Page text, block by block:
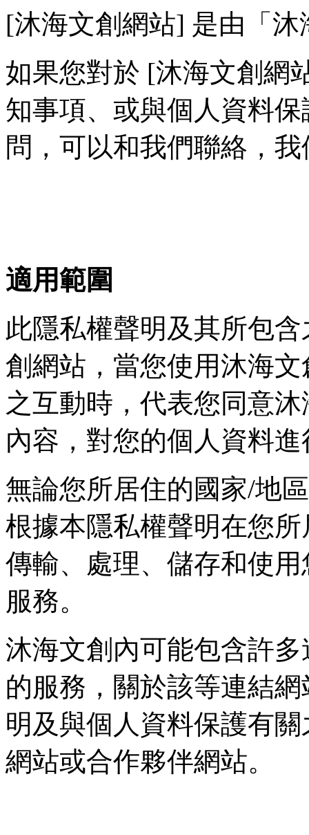
[沐海文創網站] 是由「
如果您對於 [沐海文創網
知事項、或與個人資料
問，可以和我們聯絡，
適用範圍
此隱私權聲明及其所包
創網站，當您使用沐海
之互動時，代表您同意
內容，對您的個人資料
無論您所居住的國家/地
根據本隱私權聲明在您
傳輸、處理、儲存和使
服務。
沐海文創內可能包含許
的服務，關於該等連結
明及與個人資料保護有
網站或合作夥伴網站。